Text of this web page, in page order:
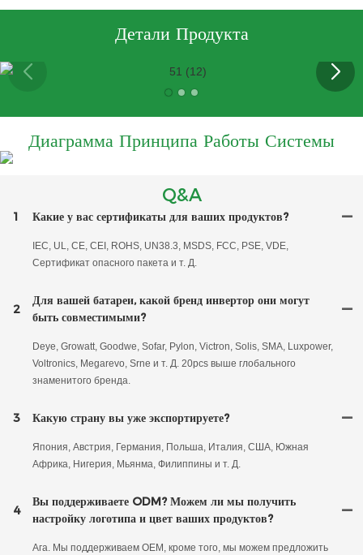
Детали Продукта
Диаграмма Принципа Работы Системы
Q&A
1 Какие у вас сертификаты для ваших продуктов?
IEC, UL, CE, CEI, ROHS, UN38.3, MSDS, FCC, PSE, VDE,
Сертификат опасного пакета и т. Д.
2
Для вашей батареи, какой бренд инвертор они могут
быть совместимыми?
Deye, Growatt, Goodwe, Sofar, Pylon, Victron, Solis, SMA, Luxpower,
Voltronics, Megarevo, Srne и т. Д. 20pcs выше глобального
знаменитого бренда.
3 Какую страну вы уже экспортируете?
Япония, Австрия, Германия, Польша, Италия, США, Южная
Африка, Нигерия, Мьянма, Филиппины и т. Д.
4
Вы поддерживаете ODM? Можем ли мы получить
настройку логотипа и цвет ваших продуктов?
Ага. Мы поддерживаем OEM, кроме того, мы можем предложить